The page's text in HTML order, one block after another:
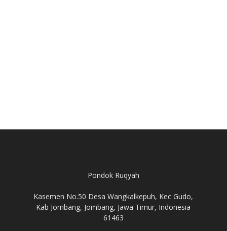
Pondok Ruqyah
Kasemen No.50 Desa Wangkalkepuh, Kec Gudo,
Kab Jombang, Jombang, Jawa Timur, Indonesia
61463